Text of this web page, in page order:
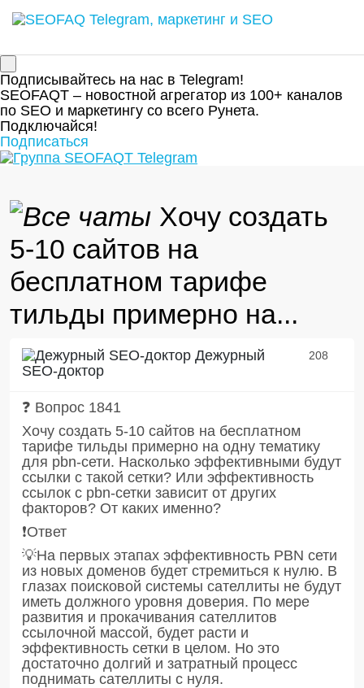
Подписывайтесь на нас в Telegram!
SEOFAQT – новостной агрегатор из 100+ каналов
по SEO и маркетингу со всего Рунета.
Подключайся!
Подписаться
Хочу создать
5-10 сайтов на
бесплатном тарифе
тильды примерно на...
Дежурный
SEO-доктор
208
❓ Вопрос 1841
Хочу создать 5-10 сайтов на бесплатном
тарифе тильды примерно на одну тематику
для pbn-сети. Насколько эффективными будут
ссылки с такой сетки? Или эффективность
ссылок с pbn-сетки зависит от других
факторов? От каких именно?
❗️Ответ
💡На первых этапах эффективность PBN сети
из новых доменов будет стремиться к нулю. В
глазах поисковой системы сателлиты не будут
иметь должного уровня доверия. По мере
развития и прокачивания сателлитов
ссылочной массой, будет расти и
эффективность сетки в целом. Но это
достаточно долгий и затратный процесс
поднимать сателлиты с нуля.